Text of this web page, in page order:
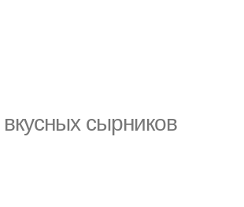
сырников